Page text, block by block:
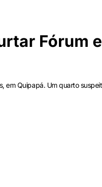
Fórum
em Quipapá. Um quarto